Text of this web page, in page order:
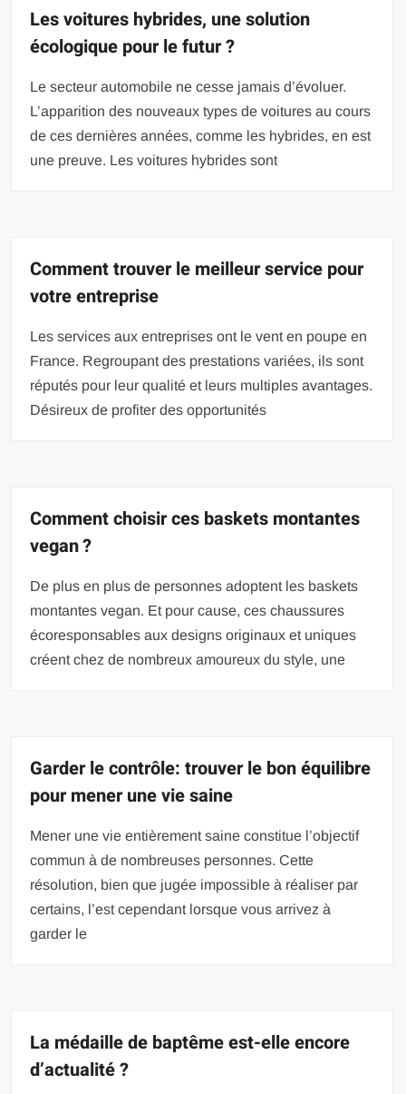
Les voitures hybrides, une solution
écologique pour le futur ?
Le secteur automobile ne cesse jamais d’évoluer.
L’apparition des nouveaux types de voitures au cours
de ces dernières années, comme les hybrides, en est
une preuve. Les voitures hybrides sont
Comment trouver le meilleur service pour
votre entreprise
Les services aux entreprises ont le vent en poupe en
France. Regroupant des prestations variées, ils sont
réputés pour leur qualité et leurs multiples avantages.
Désireux de profiter des opportunités
Comment choisir ces baskets montantes
vegan ?
De plus en plus de personnes adoptent les baskets
montantes vegan. Et pour cause, ces chaussures
écoresponsables aux designs originaux et uniques
créent chez de nombreux amoureux du style, une
Garder le contrôle: trouver le bon équilibre
pour mener une vie saine
Mener une vie entièrement saine constitue l’objectif
commun à de nombreuses personnes. Cette
résolution, bien que jugée impossible à réaliser par
certains, l’est cependant lorsque vous arrivez à
garder le
La médaille de baptême est-elle encore
d’actualité ?